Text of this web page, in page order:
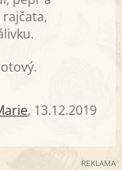
rajčata,
, 13.12.2019
REKLAMA